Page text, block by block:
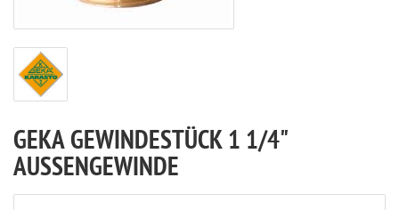
GEKA GEWINDESTÜCK 1 1/4"
AUSSENGEWINDE